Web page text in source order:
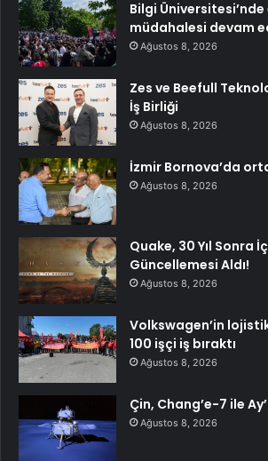
Bilgi
müdahalesi devam
Ağustos 8, 2026
Zes ve Beefull
İş Birliği
Ağustos 8, 2026
İzmir Bornova’da
Ağustos 8, 2026
Quake, 30 Yıl Sonra
Güncellemesi Aldı!
Ağustos 8, 2026
Volkswagen’in
100 işçi iş bıraktı
Ağustos 8, 2026
Çin, Chang’e-7 ile
Ağustos 8, 2026